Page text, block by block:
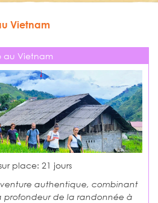
Vietnam
au Vietnam
place: 21 jours
authentique, combinant
profondeur de la randonnée à